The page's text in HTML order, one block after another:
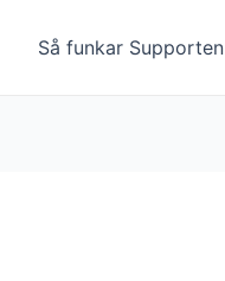
Så funkar Supporten